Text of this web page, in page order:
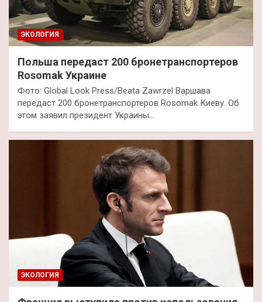
ЭКОЛОГИЯ
Польша передаст 200 бронетранспортеров
Rosomak Украине
Фото: Global Look Press/Beata Zawrzel Варшава
передаст 200 бронетранспортеров Rosomak Киеву. Об
этом заявил президент Украины…
ЭКОЛОГИЯ